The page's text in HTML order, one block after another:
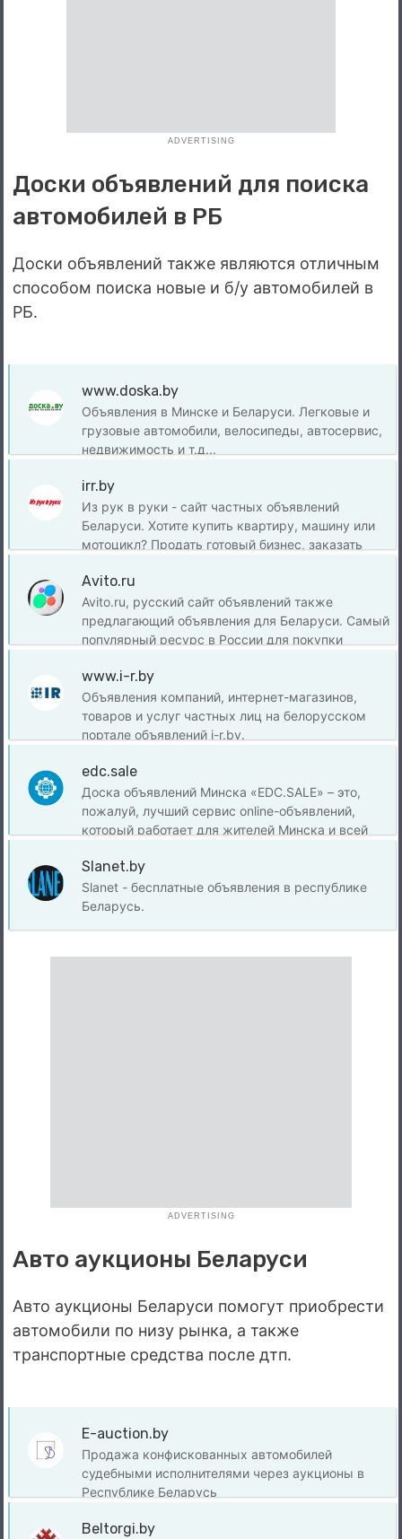
ADVERTISING
Доски объявлений для поиска
автомобилей в РБ
Доски объявлений также являются отличным
способом поиска новые и б/у автомобилей в
РБ.
www.doska.by
Объявления в Минске и Беларуси. Легковые и
грузовые автомобили, велосипеды, автосервис,
недвижимость и т.д...
irr.by
Из рук в руки - сайт частных объявлений
Беларуси. Хотите купить квартиру, машину или
мотоцикл? Продать готовый бизнес, заказать
популярный сайт объявлений.
Avito.ru
Avito.ru, русский сайт объявлений также
предлагающий объявления для Беларуси. Самый
популярный ресурс в России для покупки
www.i-r.by
Объявления компаний, интернет-магазинов,
товаров и услуг частных лиц на белорусском
портале объявлений i-r.by.
edc.sale
Доска объявлений Минска «EDC.SALE» – это,
пожалуй, лучший сервис online-объявлений,
который работает для жителей Минска и всей
Slanet.by
Slanet - бесплатные объявления в республике
Беларусь.
ADVERTISING
Авто аукционы Беларуси
Авто аукционы Беларуси помогут приобрести
автомобили по низу рынка, а также
транспортные средства после дтп.
E-auction.by
Продажа конфискованных автомобилей
судебными исполнителями через аукционы в
Республике Беларусь
Beltorgi.by